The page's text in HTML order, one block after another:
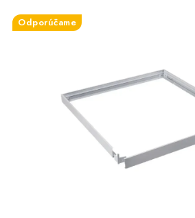
ELEKTROMATERIÁL
SAMSUNG SVIETIDLÁ
SOLÁRNE SYSTÉMY
SEZÓNNE VÝPREDAJE POĽNOPOTREBY
Odporúčame